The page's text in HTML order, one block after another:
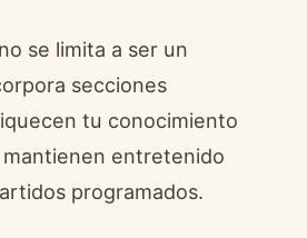
se limita a ser un
secciones
tu conocimiento
entretenido
programados.